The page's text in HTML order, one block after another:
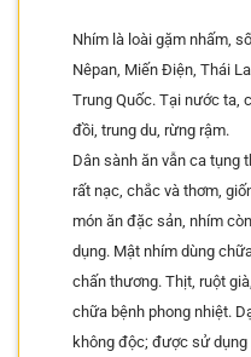
Nhím là loài gặm nhấm,
Nêpan, Miến Điện, Thái
Trung Quốc. Tại nước ta,
đồi, trung du, rừng rậm.
Dân sành ăn vẫn ca tụng
rất nạc, chắc và thơm,
món ăn đặc sản, nhím
dụng. Mật nhím dùng
chấn thương. Thịt, ruột
chữa bệnh phong nhiệt.
không độc; được sử